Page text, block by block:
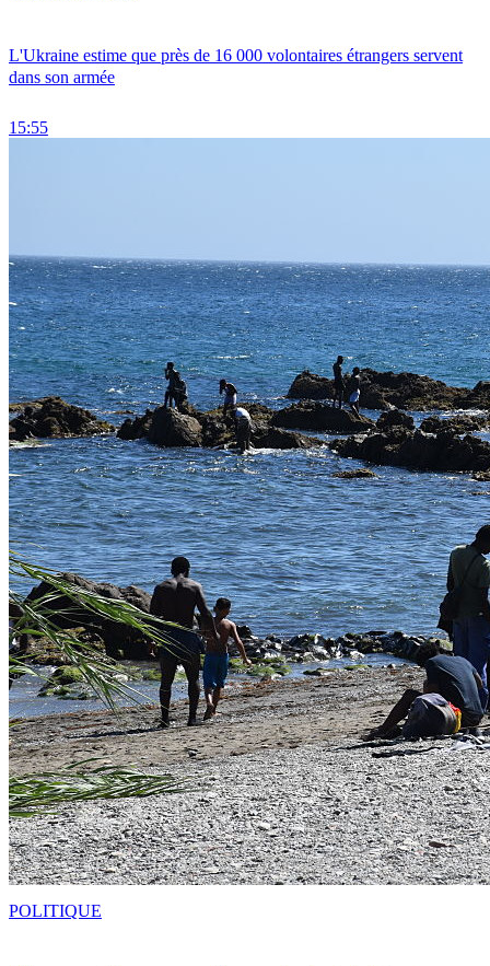
L'Ukraine estime que près de 16 000 volontaires étrangers servent
dans son armée
15:55
POLITIQUE